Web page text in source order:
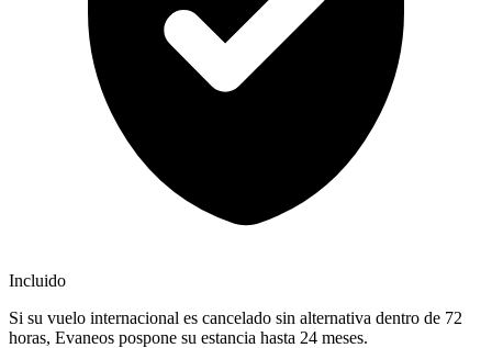
Incluido
Si su vuelo internacional es cancelado sin alternativa dentro de 72
horas, Evaneos pospone su estancia hasta 24 meses.